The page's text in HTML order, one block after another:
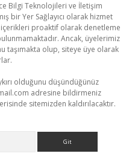
Bilgi Teknolojileri ve İletişim
bir Yer Sağlayıcı olarak hizmet
proaktif olarak denetleme
Ancak, üyelerimiz
taşımakta olup, siteye üye olarak
olduğunu düşündüğünüz
adresine bildirmeniz
sitemizden kaldırılacaktır.